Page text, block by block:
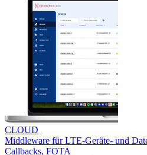
CLOUD
Middleware für LTE-Geräte- und
Callbacks, FOTA